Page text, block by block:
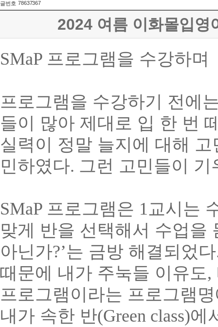
글번호 78637367
2024 여름 이화몰입영
SMaP 프로그램을 수강하며
프로그램을 수강하기 전에
들이 많아 제대로 입 한 번
실력이 정말 늘지에 대해
민하였다. 그런 고민들이
SMaP 프로그램은 1교시는
맞게 반을 선택해서 수업을
아닌가?’는 금방 해결되었다
때문에 내가 주눅들 이유도,
프로그램이라는 프로그램
내가 속한 반(Green class)에